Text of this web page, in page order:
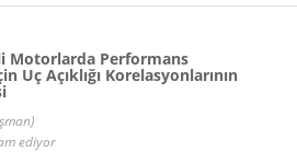
Motorlarda Performans
Uç Açıklığı Korelasyonlarının
ediyor